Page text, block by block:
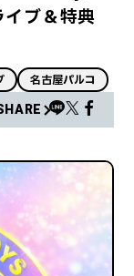
ブ＆特典
名古屋パルコ